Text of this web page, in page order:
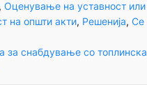
Оценување на уставност или
на општи акти, Решенија, Се
за снабдување со топлинска